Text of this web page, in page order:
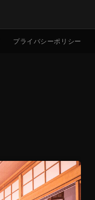
プライバシーポリシー